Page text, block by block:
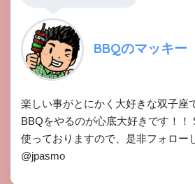
BBQのマッキー
楽しい事がとにかく大好きな双子座
BBQをやるのが心底大好きです！！
使っておりますので、是非フォロー
@jpasmo